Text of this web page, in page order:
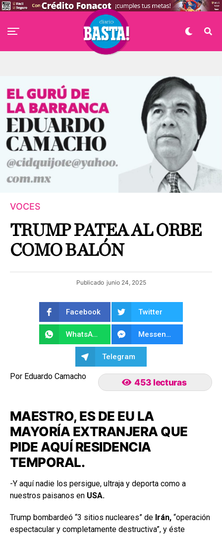
VOCES
TRUMP PATEA AL ORBE
COMO BALÓN
Publicado junio 24, 2025
Facebook Twitter
WhatsApp Messenger
Telegram
453 lecturas
Por Eduardo Camacho
MAESTRO, ES DE EU LA
MAYORÍA EXTRANJERA QUE
PIDE AQUÍ RESIDENCIA
TEMPORAL.
-Y aquí nadie los persigue, ultraja y deporta como a
nuestros paisanos en USA.
Trump bombardeó “3 sitios nucleares” de Irán, “operación
espectacular y completamente destructiva”, y éste